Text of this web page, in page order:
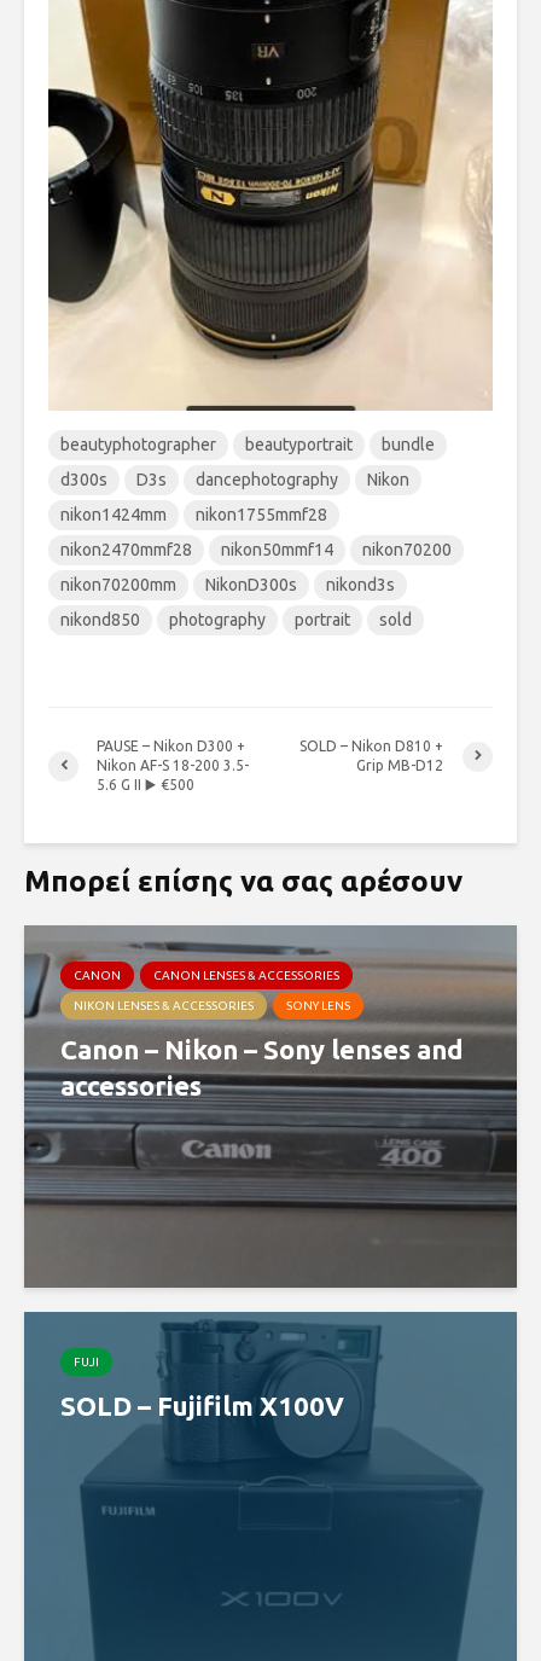
beautyphotographer beautyportrait
bundle
d300s
D3s dancephotography
Nikon
nikon1424mm
nikon1755mmf28
nikon2470mmf28
nikon50mmf14
nikon70200
nikon70200mm
NikonD300s
nikond3s
nikond850
photography portrait sold
PAUSE – Nikon D300 +
Nikon AF-S 18-200 3.5-
5.6 G II ▶️ €500
SOLD – Nikon D810 +
Grip MB-D12
Μπορεί επίσης να σας αρέσουν
CANON CANON LENSES & ACCESSORIES
NIKON LENSES & ACCESSORIES SONY LENS
Canon – Nikon – Sony lenses and
accessories
FUJI
SOLD – Fujifilm X100V